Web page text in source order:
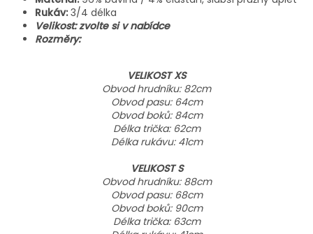
Rukáv: 3/4 délka
Velikost: zvolte si v nabídce
Rozměry:
VELIKOST XS
Obvod hrudníku: 82cm
Obvod pasu: 64cm
Obvod boků: 84cm
Délka trička: 62cm
Délka rukávu: 41cm
VELIKOST S
Obvod hrudníku: 88cm
Obvod pasu: 68cm
Obvod boků: 90cm
Délka trička: 63cm